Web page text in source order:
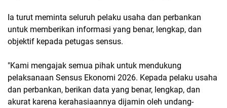
Ia turut meminta seluruh pelaku usaha dan perbankan
untuk memberikan informasi yang benar, lengkap, dan
objektif kepada petugas sensus.
"Kami mengajak semua pihak untuk mendukung
pelaksanaan Sensus Ekonomi 2026. Kepada pelaku usaha
dan perbankan, berikan data yang benar, lengkap, dan
akurat karena kerahasiaannya dijamin oleh undang-